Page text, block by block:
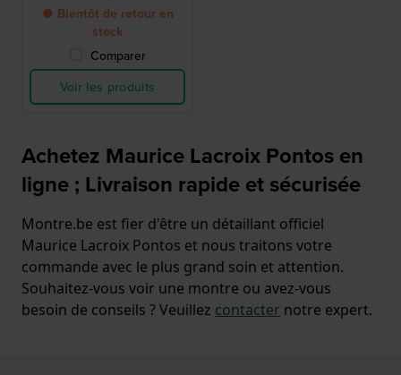
● Bientôt de retour en
stock
Comparer
Voir les produits
Achetez Maurice Lacroix Pontos en
ligne ; Livraison rapide et sécurisée
Montre.be est fier d'être un détaillant officiel
Maurice Lacroix Pontos et nous traitons votre
commande avec le plus grand soin et attention.
Souhaitez-vous voir une montre ou avez-vous
besoin de conseils ? Veuillez contacter notre expert.